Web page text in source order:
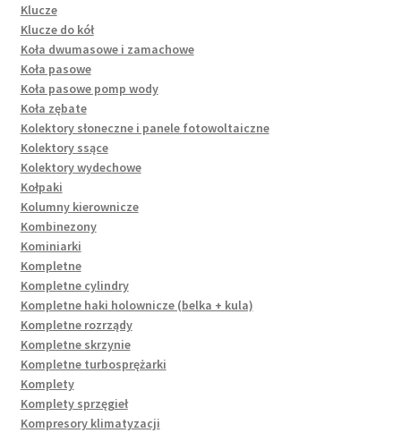
Klucze
Klucze do kół
Koła dwumasowe i zamachowe
Koła pasowe
Koła pasowe pomp wody
Koła zębate
Kolektory słoneczne i panele fotowoltaiczne
Kolektory ssące
Kolektory wydechowe
Kołpaki
Kolumny kierownicze
Kombinezony
Kominiarki
Kompletne
Kompletne cylindry
Kompletne haki holownicze (belka + kula)
Kompletne rozrządy
Kompletne skrzynie
Kompletne turbosprężarki
Komplety
Komplety sprzęgieł
Kompresory klimatyzacji